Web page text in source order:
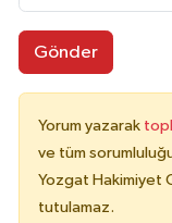
Gönder
Yorum yazarak
ve tüm
Yozgat Hakimiyet
tutulamaz.